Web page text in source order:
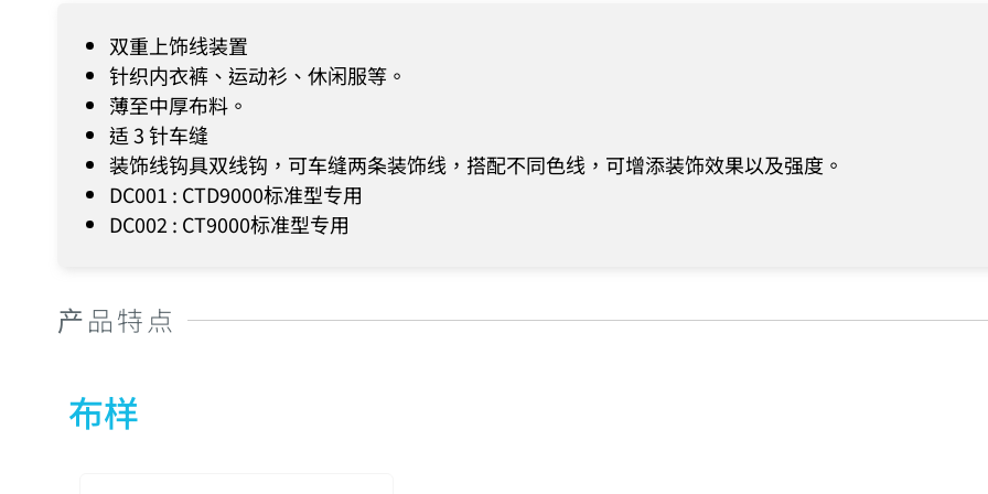
双重上饰线装置
针织内衣裤、运动衫、休闲服等。
薄至中厚布料。
适 3 针车缝
装饰线钩具双线钩，可车缝两条装饰线，搭配不同色线，可增添装饰效果以及强度。
DC001 : CTD9000标准型专用
DC002 : CT9000标准型专用
产品特点
布样